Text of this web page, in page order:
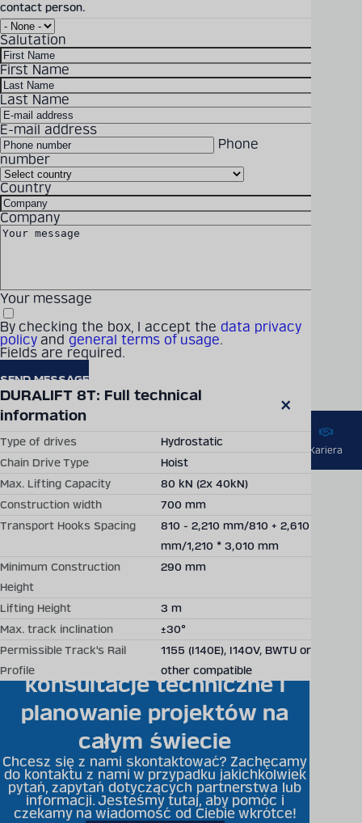
Szczegółowe informacje
techniczne na temat
produktów można znaleźć
w naszym cyfrowym
KATALOG PRODUKTÓW
contact person.
Salutation
First Name
Last Name
E-mail address
Phone
number
Country
Company
Your message
By checking the box, I accept the data privacy
policyand general terms of usage.
Fields are required.
TYPE OF DRIVES
CHAIN DRIVE TYPE
MAX. LIFTING CAPACITY 80 kN (2x 40kN)
CONSTRUCTION WIDTH 700 mm
TRANSPORT HOOKS
SPACING
810 - 2,210
mm/1,210 * 3,010
DURALIFT 8T: Full technical
information
Type of drives
Hydrostatic
Chain Drive Type
Hoist
Max. Lifting Capacity
80 kN (2x 40kN)
Construction width
700 mm
Transport Hooks Spacing
810 - 2,210 mm/810 + 2,610
mm/1,210 * 3,010 mm
Minimum Construction
Height
290 mm
Lifting Height
3 m
Max. track inclination
±30°
Permissible Track's Rail
Profile
1155 (I140E), I14OV, BWTU or
other compatible
SHOW DETAILED TECHNICAL DATA
Becker Mining oferuje
indywidualne rozwiązania,
konsultacje techniczne i
planowanie projektów na
całym świecie
Chcesz się z nami skontaktować? Zachęcamy
do kontaktu z nami w przypadku jakichkolwiek
pytań, zapytań dotyczących partnerstwa lub
informacji. Jesteśmy tutaj, aby pomóc i
czekamy na wiadomość od Ciebie wkrótce!
Rozwiązania Firma Kariera